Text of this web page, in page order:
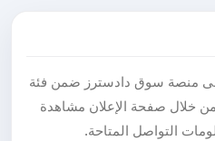
منصة سوق دادسترز ضمن فئة
خلال صفحة الإعلان مشاهدة
التواصل المتاحة.